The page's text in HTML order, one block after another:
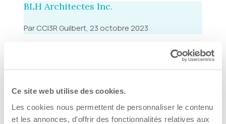
Ce site web utilise des cookies.
Les cookies nous permettent de personnaliser le contenu
et les annonces, d'offrir des fonctionnalités relatives aux
BLH Architectes Inc.
Par CCI3R Guilbert, 23 octobre 2023
Bilodeau Baril Leeming architectes
Par CCI3R Guilbert, 23 octobre 2023
Artefac Architecture inc.
Par CCI3R Guilbert, 23 octobre 2023